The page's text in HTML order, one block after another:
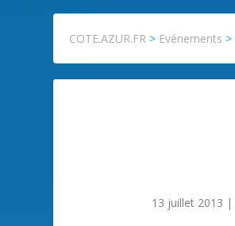
COTE.AZUR.FR > Evénements >
13 juillet 2013 |